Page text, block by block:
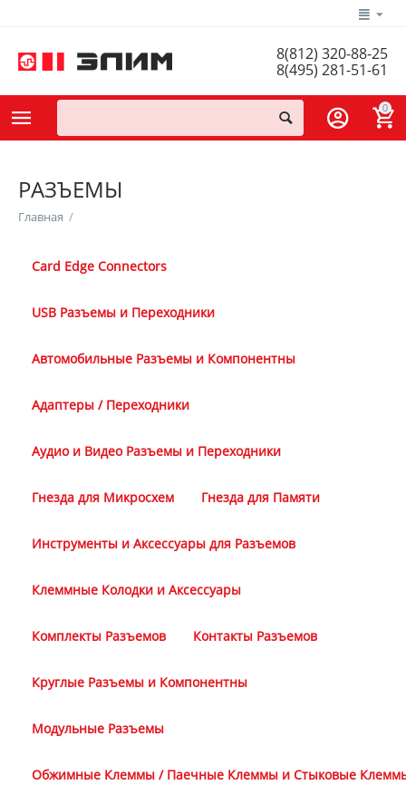
8(812) 320-88-25
8(495) 281-51-61
0
РАЗЪЕМЫ
Главная /
Card Edge Connectors
USB Разъемы и Переходники
Автомобильные Разъемы и Компонентны
Адаптеры / Переходники
Аудио и Видео Разъемы и Переходники
Гнезда для Микросхем Гнезда для Памяти
Инструменты и Аксессуары для Разъемов
Клеммные Колодки и Аксессуары
Комплекты Разъемов Контакты Разъемов
Круглые Разъемы и Компонентны
Модульные Разъемы
Обжимные Клеммы / Паечные Клеммы и Стыковые